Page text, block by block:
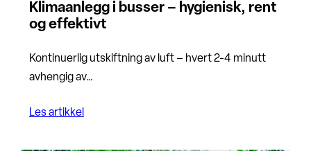
Klimaanlegg i busser – hygienisk, rent
og effektivt
Kontinuerlig utskiftning av luft – hvert 2-4 minutt
avhengig av…
Les artikkel